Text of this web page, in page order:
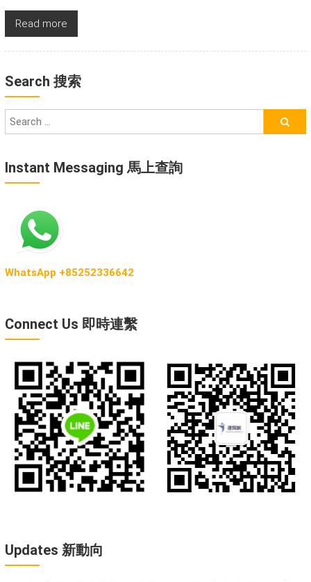
Read more
Search 搜索
Instant Messaging 馬上查詢
WhatsApp +85252336642
Connect Us 即時連繫
Updates 新動向